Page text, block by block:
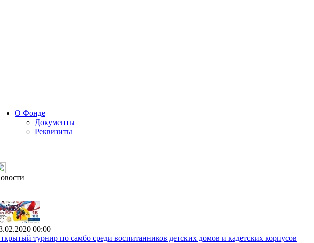
О Фонде
Документы
Реквизиты
00:00
турнир по самбо среди воспитанников детских домов и кадетских корпусов